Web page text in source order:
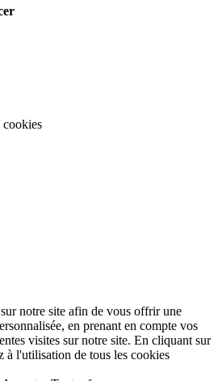
cookies
notre site afin de vous offrir une
en prenant en compte vos
visites sur notre site. En cliquant sur
à l'utilisation de tous les cookies